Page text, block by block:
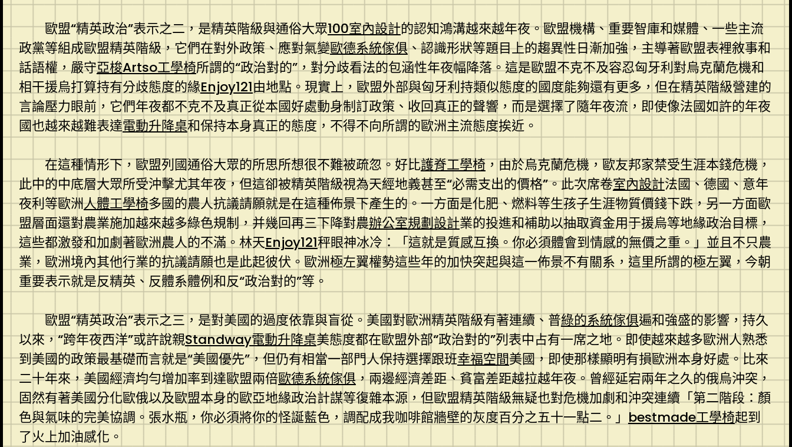
歐盟“精英政治”表示之二，是精英階級與通俗大眾100室內設計的認知鴻溝越來越年夜。歐盟機構、重要智庫和媒體、一些主流
政黨等組成歐盟精英階級，它們在對外政策、應對氣變歐德系統傢俱、認識形狀等題目上的趨異性日漸加強，主導著歐盟表裡敘事和
話語權，嚴守亞梭Artso工學椅所謂的“政治對的”，對分歧看法的包涵性年夜幅降落。這是歐盟不克不及容忍匈牙利對烏克蘭危機和
相干援烏打算持有分歧態度的緣Enjoy121由地點。現實上，歐盟外部與匈牙利持類似態度的國度能夠還有更多，但在精英階級營建的
言論壓力眼前，它們年夜都不克不及真正從本國好處動身制訂政策、收回真正的聲響，而是選擇了隨年夜流，即使像法國如許的年夜
國也越來越難表達電動升降桌和保持本身真正的態度，不得不向所謂的歐洲主流態度挨近。
在這種情形下，歐盟列國通俗大眾的所思所想很不難被疏忽。好比護脊工學椅，由於烏克蘭危機，歐友邦家禁受生涯本錢危機，
此中的中底層大眾所受沖擊尤其年夜，但這卻被精英階級視為天經地義甚至“必需支出的價格”。此次席卷室內設計法國、德國、意年
夜利等歐洲人體工學椅多國的農人抗議請願就是在這種佈景下產生的。一方面是化肥、燃料等生孩子生涯物質價錢下跌，另一方面歐
盟層面還對農業施加越來越多綠色規制，并幾回再三下降對農辦公室規劃設計業的投進和補助以抽取資金用于援烏等地緣政治目標，
這些都激發和加劇著歐洲農人的不滿。林天Enjoy121秤眼神冰冷：「這就是質感互換。你必須體會到情感的無價之重。」並且不只農
業，歐洲境內其他行業的抗議請願也是此起彼伏。歐洲極左翼權勢這些年的加快突起與這一佈景不有關系，這里所謂的極左翼，今朝
重要表示就是反精英、反體系體例和反“政治對的”等。
歐盟“精英政治”表示之三，是對美國的過度依靠與盲從。美國對歐洲精英階級有著連續、普綠的系統傢俱遍和強盛的影響，持久
以來，“跨年夜西洋”或許說親Standway電動升降桌美態度都在歐盟外部“政治對的”列表中占有一席之地。即使越來越多歐洲人熟悉
到美國的政策最基礎而言就是“美國優先”，但仍有相當一部門人保持選擇跟班幸福空間美國，即使那樣顯明有損歐洲本身好處。比來
二十年來，美國經濟均勻增加率到達歐盟兩倍歐德系統傢俱，兩邊經濟差距、貧富差距越拉越年夜。曾經延宕兩年之久的俄烏沖突，
固然有著美國分化歐俄以及歐盟本身的歐亞地緣政治計謀等復雜本源，但歐盟精英階級無疑也對危機加劇和沖突連續「第二階段：顏
色與氣味的完美協調。張水瓶，你必須將你的怪誕藍色，調配成我咖啡館牆壁的灰度百分之五十一點二。」 bestmade工學椅起到
了火上加油感化。